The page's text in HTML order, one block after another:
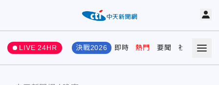
LIVE 24HR 決戰2026 即時 熱門 要聞 社會 娛樂